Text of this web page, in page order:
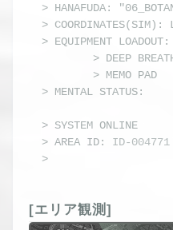
> HANAFUDA:
> COORDINATES(SIM):
> EQUIPMENT LOADOUT:
        > MEMO PAD
> MENTAL STATUS:
> SYSTEM ONLINE
> AREA ID: ID-004771
>
[エリア観測]